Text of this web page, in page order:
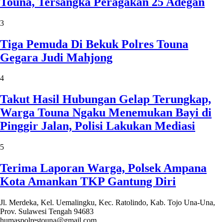
3
Tiga Pemuda Di Bekuk Polres Touna
Gegara Judi Mahjong
4
Takut Hasil Hubungan Gelap Terungkap,
Warga Touna Ngaku Menemukan Bayi di
Pinggir Jalan, Polisi Lakukan Mediasi
5
Terima Laporan Warga, Polsek Ampana
Kota Amankan TKP Gantung Diri
Jl. Merdeka, Kel. Uemalingku, Kec. Ratolindo, Kab. Tojo Una-Una,
Prov. Sulawesi Tengah 94683
humaspolrestouna@gmail.com